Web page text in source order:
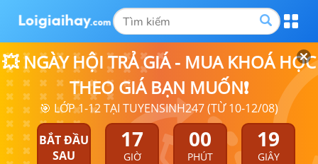
💥 NGÀY HỘI TRẢ GIÁ - MUA KHOÁ HỌC
THEO GIÁ BẠN MUỐN❗
🎯 LỚP 1-12 TẠI TUYENSINH247 (TỪ 10-12/08)
BẮT ĐẦU
SAU
17
GIỜ
00
PHÚT
19
GIÂY